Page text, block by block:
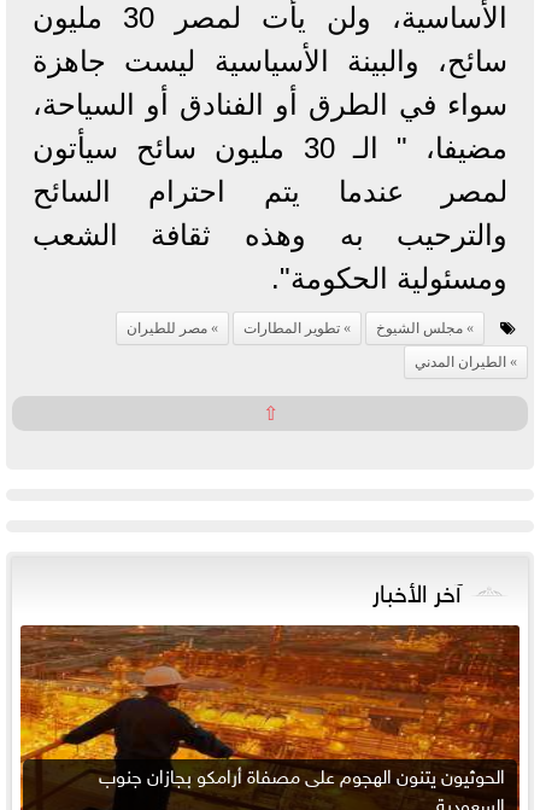
الأساسية، ولن يأت لمصر 30 مليون
سائح، والبينة الأسياسية ليست جاهزة
سواء في الطرق أو الفنادق أو السياحة،
مضيفا، " الـ 30 مليون سائح سيأتون
لمصر عندما يتم احترام السائح
والترحيب به وهذه ثقافة الشعب
ومسئولية الحكومة".
مجلس الشيوخ تطوير المطارات
مصر للطيران
الطيران المدني
⇧
آخر الأخبار
الحوثيون يتنون الهجوم على مصفاة أرامكو بجازان جنوب
السعودية